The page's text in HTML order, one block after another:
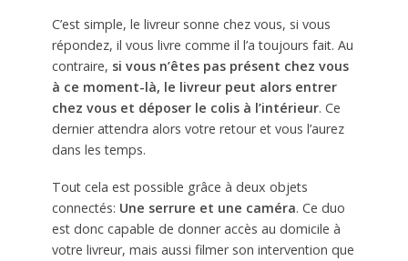
C’est simple, le livreur sonne chez vous, si vous
répondez, il vous livre comme il l’a toujours fait. Au
contraire, si vous n’êtes pas présent chez vous
à ce moment-là, le livreur peut alors entrer
chez vous et déposer le colis à l’intérieur. Ce
dernier attendra alors votre retour et vous l’aurez
dans les temps.
Tout cela est possible grâce à deux objets
connectés: Une serrure et une caméra. Ce duo
est donc capable de donner accès au domicile à
votre livreur, mais aussi filmer son intervention que